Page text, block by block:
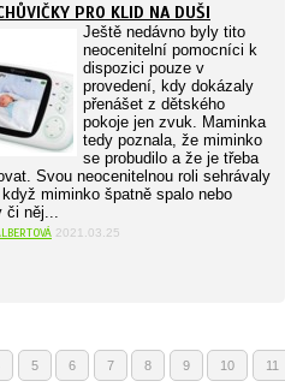
PRO KLID NA DUŠI
Ještě nedávno byly tito
neocenitelní pomocníci k
dispozici pouze v
provedení, kdy dokázaly
přenášet z dětského
pokoje jen zvuk. Maminka
tedy poznala, že miminko
se probudilo a že je třeba
Svou neocenitelnou roli sehrávaly
miminko špatně spalo nebo
něj...
2021.03.25
5 6 7 8 9 10 11